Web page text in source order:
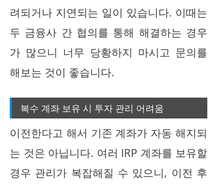
려되거나 지연되는 일이 있습니다. 이때는
두 금융사 간 협의를 통해 해결하는 경우
가 많으니 너무 당황하지 마시고 문의를
해보는 것이 좋습니다.
복수 계좌 보유 시 투자 관리 어려움
이전한다고 해서 기존 계좌가 자동 해지되
는 것은 아닙니다. 여러 IRP 계좌를 보유할
경우 관리가 복잡해질 수 있으니, 이전 후